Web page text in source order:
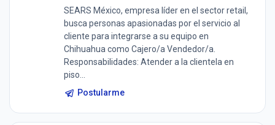
SEARS México, empresa líder en el sector retail,
busca personas apasionadas por el servicio al
cliente para integrarse a su equipo en
Chihuahua como Cajero/a Vendedor/a.
Responsabilidades: Atender a la clientela en
piso...
Postularme